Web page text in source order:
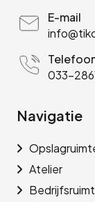
E-mail
033-
Navigatie
Atelier